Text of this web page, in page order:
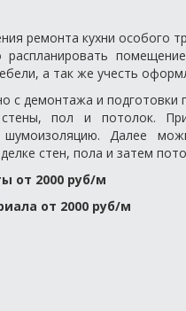
ремонта кухни особого
распланировать
а так же учесть
с демонтажа и подготовки
пол и потолок.
шумоизоляцию. Далее
стен, пола и затем
от 2000 руб/м
от 2000 руб/м